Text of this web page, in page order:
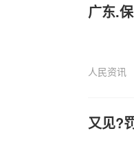
广东.
人民资讯
又见?